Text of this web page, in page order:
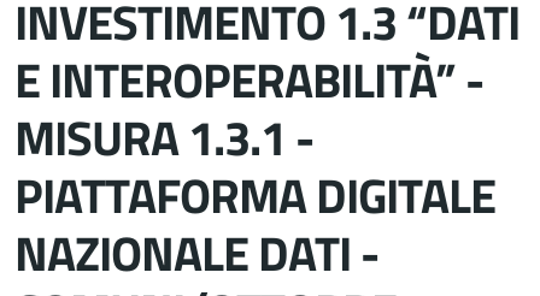
INVESTIMENTO 1.3 “DATI
E INTEROPERABILITÀ” -
MISURA 1.3.1 -
PIATTAFORMA DIGITALE
NAZIONALE DATI -